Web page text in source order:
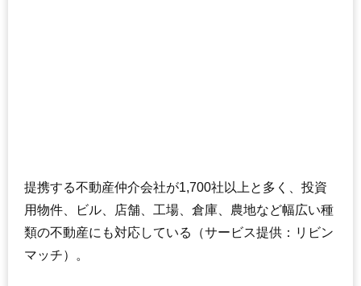
提携する不動産仲介会社が1,700社以上と多く、投資
用物件、ビル、店舗、工場、倉庫、農地など幅広い種
類の不動産にも対応している（サービス提供：リビン
マッチ）。